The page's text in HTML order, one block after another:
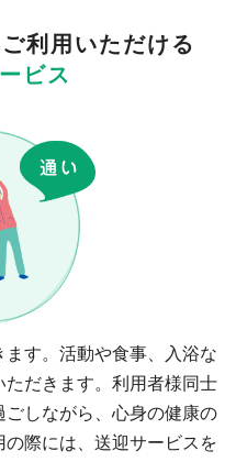
利用いただける
ビス
す。活動や食事、入浴な
だきます。利用者様同士
しながら、心身の健康の
際には、送迎サービスを